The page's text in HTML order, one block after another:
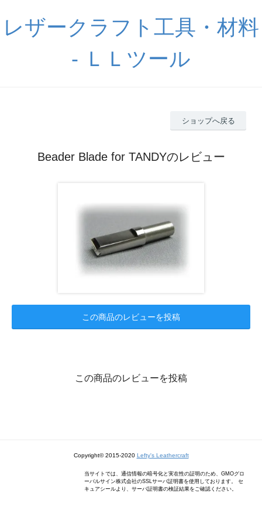
レザークラフト工具・材料
- ＬＬツール
ショップへ戻る
Beader Blade for TANDYのレビュー
この商品のレビューを投稿
この商品のレビューを投稿
Copyright© 2015-2020 Lefty's Leathercraft
当サイトでは、通信情報の暗号化と実在性の証明のため、GMOグロ
ーバルサイン株式会社のSSLサーバ証明書を使用しております。 セ
キュアシールより、サーバ証明書の検証結果をご確認ください。